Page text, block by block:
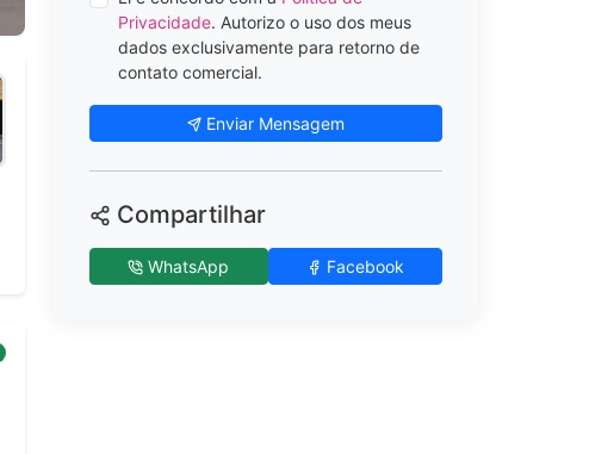
Privacidade. Autorizo o uso dos meus
dados exclusivamente para retorno de
contato comercial.
Enviar Mensagem
Compartilhar
WhatsApp Facebook